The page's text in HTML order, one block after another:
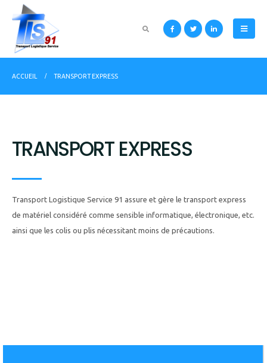
ACCUEIL TRANSPORT EXPRESS
TRANSPORT EXPRESS
Transport Logistique Service 91 assure et gère le transport express
de matériel considéré comme sensible informatique, électronique, etc.
ainsi que les colis ou plis nécessitant moins de précautions.